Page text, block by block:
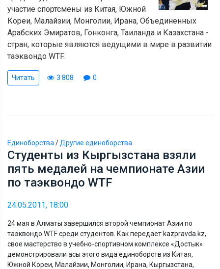
участие спортсмены из Китая, Южной
Кореи, Малайзии, Монголии, Ирана, Объединенных
Арабских Эмиратов, Гонконга, Таиланда и Казахстана -
стран, которые являются ведущими в мире в развитии
таэквондо WTF.
Читать 3 808 0
Единоборства / Другие единоборства
Студенты из Кыргызстана взяли
пять медалей на чемпионате Азии
по таэквондо WTF
24.05.2011, 18:00
24 мая в Алматы завершился второй чемпионат Азии по
таэквондо WTF среди студентов. Как передает kazpravda.kz,
свое мастерство в учебно-спортивном комплексе «Достык»
демонстрировали асы этого вида единоборств из Китая,
Южной Кореи, Малайзии, Монголии, Ирана, Кыргызстана,